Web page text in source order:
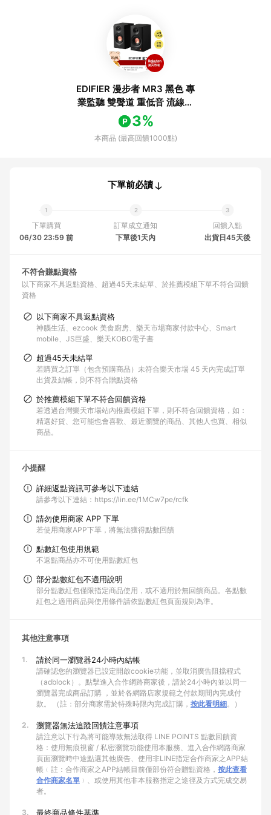
EDIFIER 漫步者 MR3 黑色 專
業監聽 雙聲道 重低音 流線設
計 藍牙喇叭 | 金曲音響
3%
本商品 (最高回饋1000點)
下單前必讀
下單購買
06/30 23:59 前
訂單成立通知
下單後1天內
回饋入點
出貨日45天後
不符合賺點資格
以下商家不具返點資格 超過45天未結單
於推薦模組下單不符合回饋
資格
以下商家不具返點資格
神腦生活、ezcook 美食廚房、樂天市場商家付款中心、Smart
mobile、JS巨盛、樂天KOBO電子書
超過45天未結單
若購買之訂單（包含預購商品）未符合樂天市場 45 天內完成訂單
出貨及結帳，則不符合贈點資格
於推薦模組下單不符合回饋資格
若透過台灣樂天市場站內推薦模組下單，則不符合回饋資格，如：
精選好貨、您可能也會喜歡、最近瀏覽的商品、其他人也買、相似
商品。
小提醒
詳細返點資訊可參考以下連結
請參考以下連結：https://lin.ee/1MCw7pe/rcfk
請勿使用商家 APP 下單
若使用商家APP下單，將無法獲得點數回饋
點數紅包使用規範
不返點商品亦不可使用點數紅包
部分點數紅包不適用說明
部分點數紅包僅限指定商品使用，或不適用於無回饋商品。各點數
紅包之適用商品與使用條件請依點數紅包頁面規則為準。
其他注意事項
1. 請於同一瀏覽器24小時內結帳
請確認您的瀏覽器已設定開啟cookie功能，並取消廣告阻擋程式
（adblock）。點擊進入合作網路商家後，請於24小時內並以同一
瀏覽器完成商品訂購 ，並於各網路店家規範之付款期間內完成付
款。 （註：部分商家需於特殊時限內完成訂購， 按此看明細。）
2. 瀏覽器無法追蹤回饋注意事項
請注意以下行為將可能導致無法取得 LINE POINTS 點數回饋資
格：使用無痕視窗 / 私密瀏覽功能使用本服務、進入合作網路商家
頁面瀏覽時中途點選其他廣告、使用非LINE指定合作商家之APP結
帳﹙註：合作商家之APP結帳目前僅部份符合贈點資格， 按此查看
合作商家名單 ﹚、或使用其他非本服務指定之途徑及方式完成交易
者。
3. 最終商品條件基準